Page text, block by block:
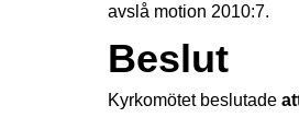
avslå motion 2010:7.
Beslut
Kyrkomötet beslutade